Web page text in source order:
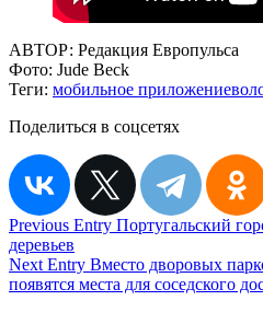
АВТОР: Редакция Европульса
Фото: Jude Beck
Теги: мобильное приложение
Поделиться в соцсетях
Навигация
по
записям
Previous Entry Португальский
деревьев
Next Entry Вместо дворовых
появятся места для соседского